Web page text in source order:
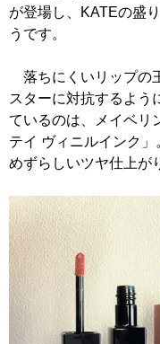
が登場し、KATEの盛
うです。
落ちにくいリップの
スターに対抗するよう
ているのは、メイベリ
テイ ヴィニルインク
めずらしいツヤ仕上が